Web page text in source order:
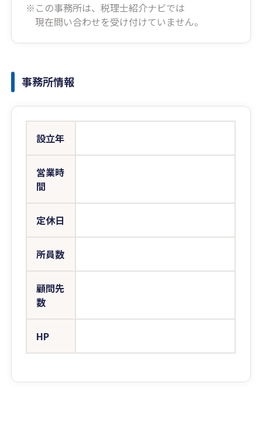
※この事務所は、税理士紹介ナビでは
現在問い合わせを受け付けていません。
事務所情報
設立年
営業時
間
定休日
所員数
顧問先
数
HP